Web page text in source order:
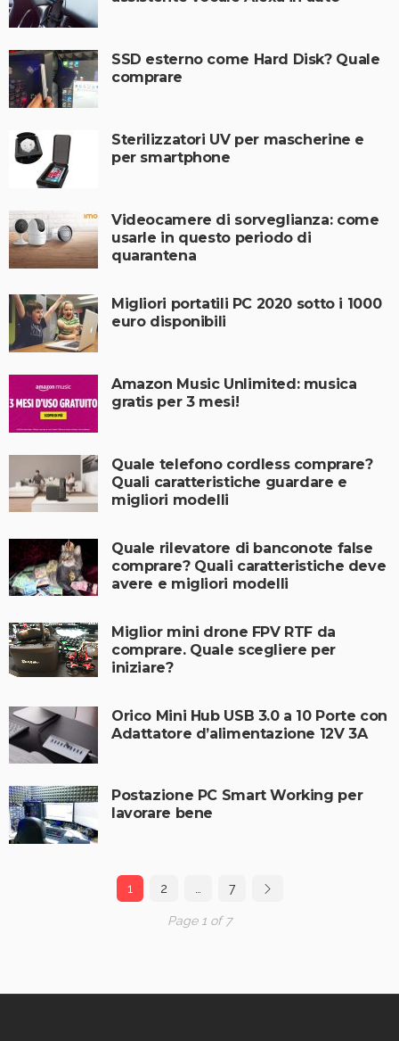
SSD esterno come Hard Disk? Quale
comprare
Sterilizzatori UV per mascherine e
per smartphone
Videocamere di sorveglianza: come
usarle in questo periodo di
quarantena
Migliori portatili PC 2020 sotto i 1000
euro disponibili
Amazon Music Unlimited: musica
gratis per 3 mesi!
Quale telefono cordless comprare?
Quali caratteristiche guardare e
migliori modelli
Quale rilevatore di banconote false
comprare? Quali caratteristiche deve
avere e migliori modelli
Miglior mini drone FPV RTF da
comprare. Quale scegliere per
iniziare?
Orico Mini Hub USB 3.0 a 10 Porte con
Adattatore d’alimentazione 12V 3A
Postazione PC Smart Working per
lavorare bene
1 2 … 7
Page 1 of 7